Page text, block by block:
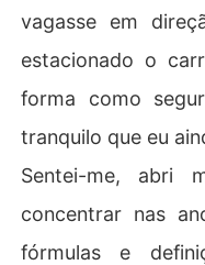
vagasse em
estacionado o
forma como
tranquilo que eu
Sentei-me, abri
concentrar nas
fórmulas e